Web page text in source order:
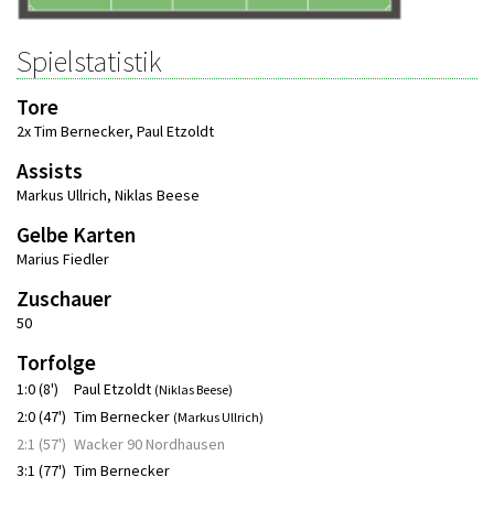
Spielstatistik
Tore
2x Tim Bernecker, Paul Etzoldt
Assists
Markus Ullrich, Niklas Beese
Gelbe Karten
Marius Fiedler
Zuschauer
50
Torfolge
1:0 (8') Paul Etzoldt (Niklas Beese)
2:0 (47') Tim Bernecker (Markus Ullrich)
2:1 (57') Wacker 90 Nordhausen
3:1 (77') Tim Bernecker